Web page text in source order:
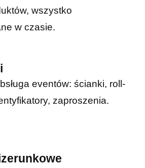
wszystko
w czasie.
eventów: ścianki, roll-
zaproszenia.